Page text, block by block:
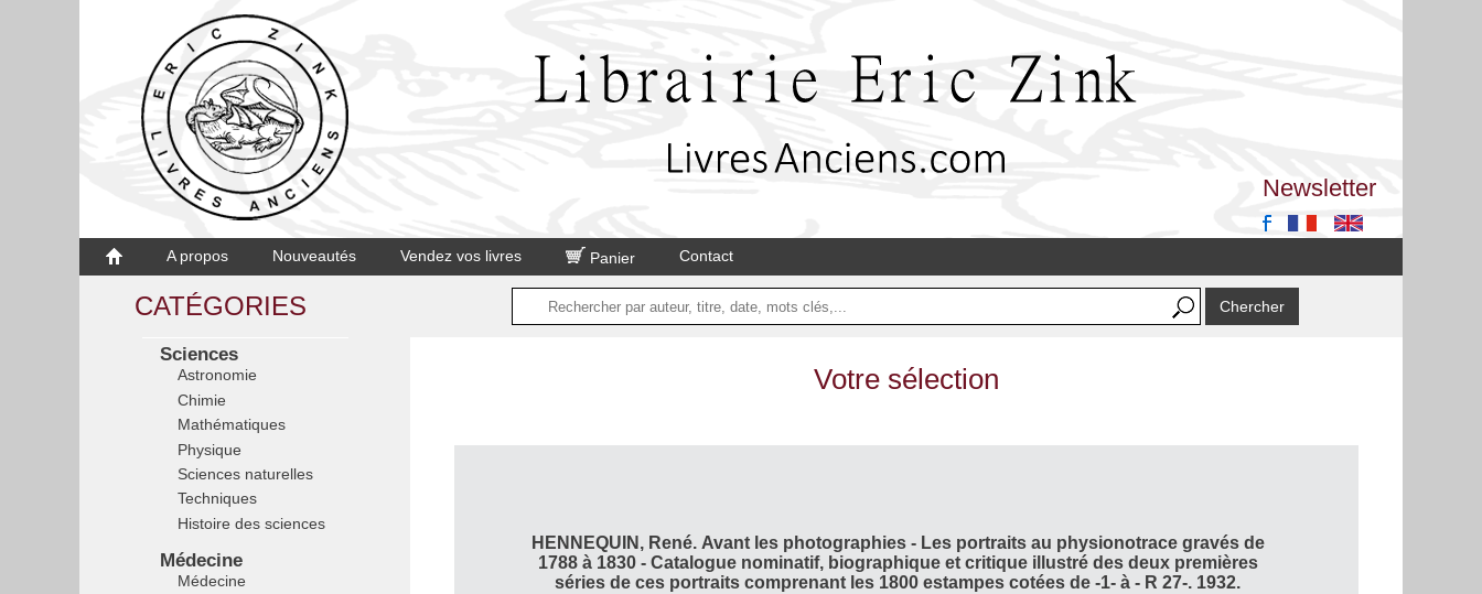
Newsletter
A propos Nouveautés Vendez vos livres Panier Contact
CATÉGORIES
Sciences
Astronomie
Chimie
Mathématiques
Physique
Sciences naturelles
Techniques
Histoire des sciences
Médecine
Médecine
Votre sélection
HENNEQUIN, René. Avant les photographies - Les portraits au physionotrace gravés de
1788 à 1830 - Catalogue nominatif, biographique et critique illustré des deux premières
séries de ces portraits comprenant les 1800 estampes cotées de -1- à - R 27-. 1932.